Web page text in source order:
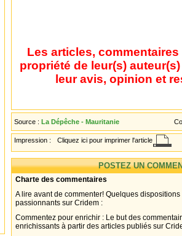
Les articles,
propriété de leur(s)
leur avis, opinion et
Source : La Dépêche - Mauritanie
Impression : Cliquez ici pour imprimer l'article
POSTEZ UN
Charte des commentaires
A lire avant de commenter! Quelques
passionnants sur Cridem :
Commentez pour enrichir : Le but des
enrichissants à partir des articles publiés sur